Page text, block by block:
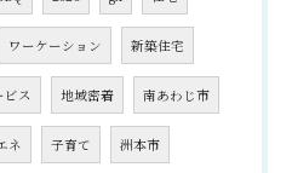
ワーケーション 新築住宅
ビス 地域密着 南あわじ市
ネ 子育て 洲本市